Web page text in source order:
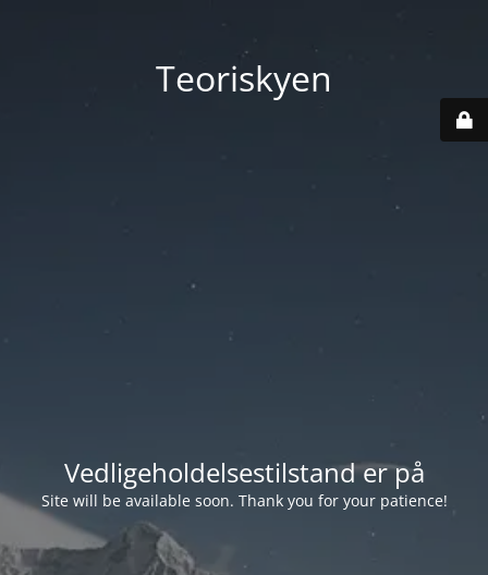
Teoriskyen
Vedligeholdelsestilstand er på
Site will be available soon. Thank you for your patience!